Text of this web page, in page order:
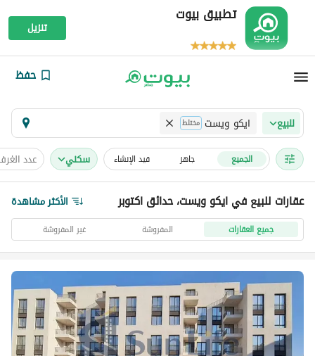
تطبيق بيوت
تنزيل
حفظ
للبيع ايكو ويست مختلط
الجميع جاهز قيد الإنشاء سكني عدد
عقارات للبيع في ايكو ويست، حدائق اكتوبر الأكثر مشاهدة
جميع العقارات المفروشة غير المفروشة